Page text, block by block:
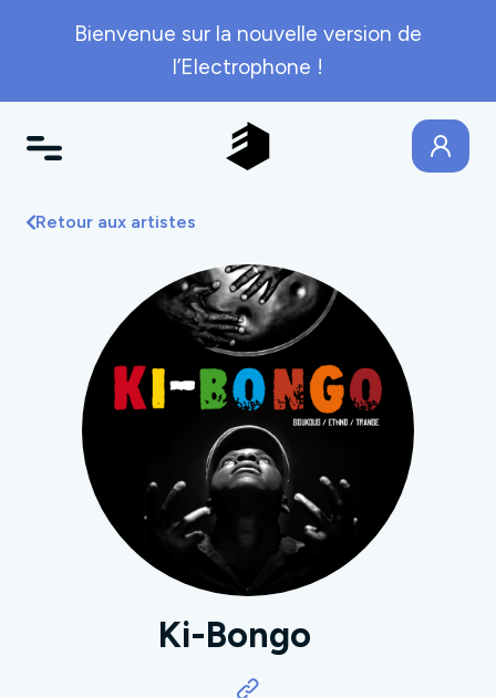
Bienvenue sur la nouvelle version de
l’Electrophone !
Retour aux artistes
Ki-Bongo